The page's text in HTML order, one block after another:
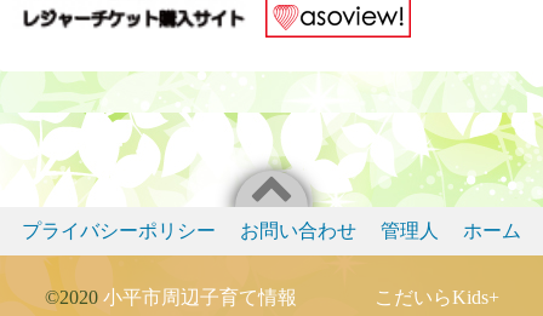
プライバシーポリシー お問い合わせ 管理人 ホーム
©2020 小平市周辺子育て情報 こだいらKids+